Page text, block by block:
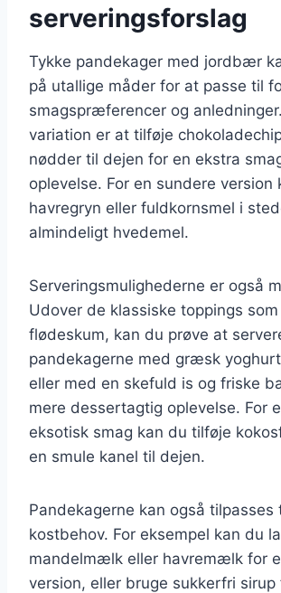
serveringsforslag
Tykke pandekager med jordbær
på utallige måder for at passe til
smagspræferencer og
variation er at tilføje
nødder til dejen for en ekstra
oplevelse. For en sundere version
havregryn eller fuldkornsmel i
almindeligt hvedemel.
Serveringsmulighederne er også
Udover de klassiske toppings
flødeskum, kan du prøve at
pandekagerne med græsk
eller med en skefuld is og friske
mere dessertagtig oplevelse. For
eksotisk smag kan du tilføje
en smule kanel til dejen.
Pandekagerne kan også tilpasses
kostbehov. For eksempel kan du
mandelmælk eller havremælk for
version, eller bruge sukkerfri sirup